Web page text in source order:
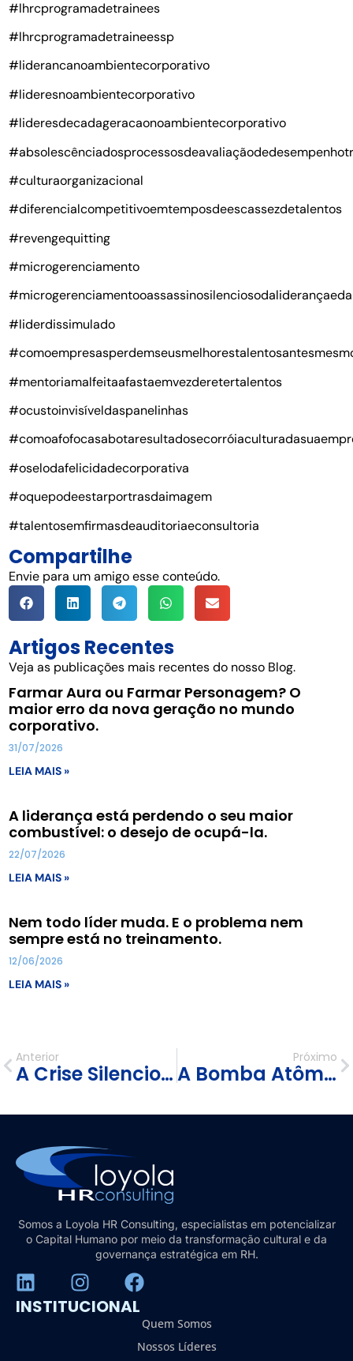
#lhrcprogramadetrainees
#lhrcprogramadetraineessp
#liderancanoambientecorporativo
#lideresnoambientecorporativo
#lideresdecadageracaonoambientecorporativo
#culturaorganizacional
#diferencialcompetitivoemtemposdeescassezdetalentos
#revengequitting
#microgerenciamento
#liderdissimulado
#mentoriamalfeitaafastaemvezderetertalentos
#ocustoinvisíveldaspanelinhas
#oselodafelicidadecorporativa
#oquepodeestarportrasdaimagem
#talentosemfirmasdeauditoriaeconsultoria
Compartilhe
Envie para um amigo esse conteúdo.
Artigos Recentes
Veja as publicações mais recentes do nosso Blog.
Farmar Aura ou Farmar Personagem? O
maior erro da nova geração no mundo
corporativo.
31/07/2026
LEIA MAIS »
A liderança está perdendo o seu maior
combustível: o desejo de ocupá-la.
22/07/2026
LEIA MAIS »
Nem todo líder muda. E o problema nem
sempre está no treinamento.
12/06/2026
LEIA MAIS »
Anterior
A Crise Silenciosa de Talentos das Firmas de Auditoria e Consultoria: Quando a Tradição se Torna uma Armadilha
Próximo
A Bomba Atômica de Bolso: O Celular e o Risco Invisível na Reputação das Empresas
Somos a Loyola HR Consulting, especialistas em potencializar
o Capital Humano por meio da transformação cultural e da
governança estratégica em RH.
INSTITUCIONAL
Quem Somos
Nossos Líderes